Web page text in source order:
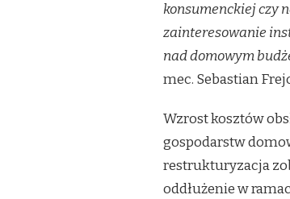
KREDYTOBIORCAMI?
konsumenckiej czy
zainteresowanie
nad domowym
mec. Sebastian
Wzrost kosztów
gospodarstw
restrukturyzacja
oddłużenie w